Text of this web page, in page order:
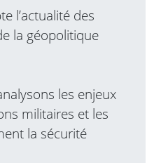
l’actualité des
la géopolitique
les enjeux
militaires et les
la sécurité